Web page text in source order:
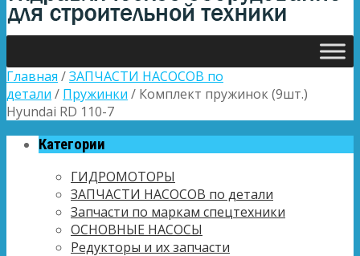
Главная /ЗАПЧАСТИ НАСОСОВ по
детали / Пружинки / Комплект пружинок (9шт.)
Hyundai RD 110-7
Категории
ГИДРОМОТОРЫ
ЗАПЧАСТИ НАСОСОВ по детали
Запчасти по маркам спецтехники
ОСНОВНЫЕ НАСОСЫ
Редукторы и их запчасти